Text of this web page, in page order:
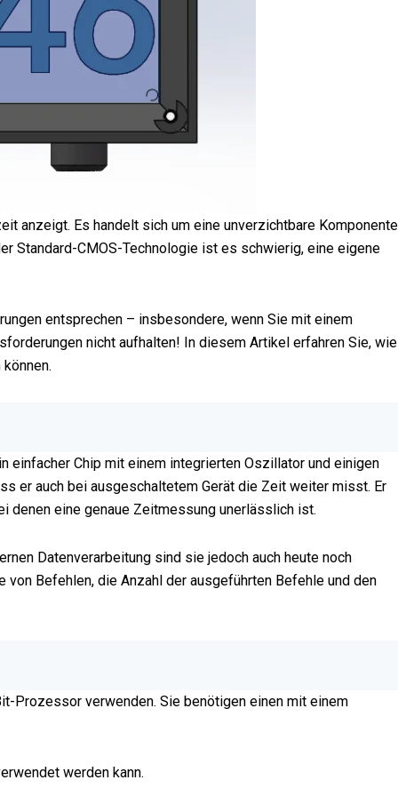
anzeigt. Es handelt sich um eine unverzichtbare Komponente
Standard-CMOS-Technologie ist es schwierig, eine eigene
entsprechen – insbesondere, wenn Sie mit einem
nicht aufhalten! In diesem Artikel erfahren Sie, wie
einfacher Chip mit einem integrierten Oszillator und einigen
er auch bei ausgeschaltetem Gerät die Zeit weiter misst. Er
denen eine genaue Zeitmessung unerlässlich ist.
Datenverarbeitung sind sie jedoch auch heute noch
Befehlen, die Anzahl der ausgeführten Befehle und den
Prozessor verwenden. Sie benötigen einen mit einem
werden kann.